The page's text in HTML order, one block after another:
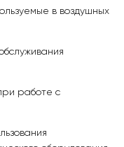
в воздушных
работе с